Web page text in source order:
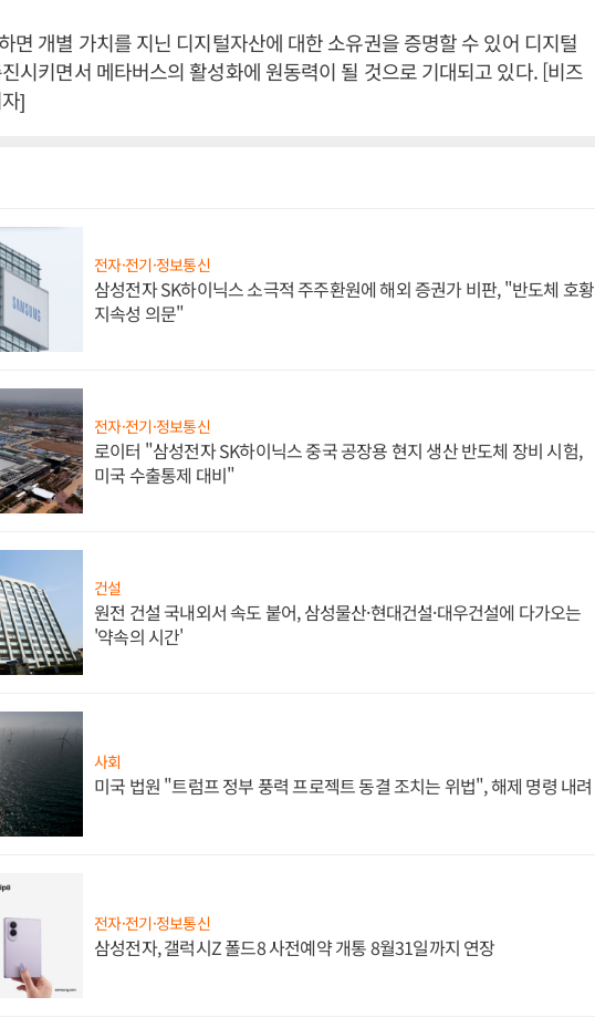
면 개별 가치를 지닌 디지털자산에 대한 소유권을 증명할 수 있어 디지털
시키면서 메타버스의 활성화에 원동력이 될 것으로 기대되고 있다. [비즈
]
전자·전기·정보통신
삼성전자 SK하이닉스 소극적 주주환원에 해외 증권가 비판, "반도체 호황
지속성 의문"
전자·전기·정보통신
로이터 "삼성전자 SK하이닉스 중국 공장용 현지 생산 반도체 장비 시험,
미국 수출통제 대비"
건설
원전 건설 국내외서 속도 붙어, 삼성물산·현대건설·대우건설에 다가오는
'약속의 시간'
사회
미국 법원 "트럼프 정부 풍력 프로젝트 동결 조치는 위법", 해제 명령 내려
전자·전기·정보통신
삼성전자, 갤럭시Z 폴드8 사전예약 개통 8월31일까지 연장